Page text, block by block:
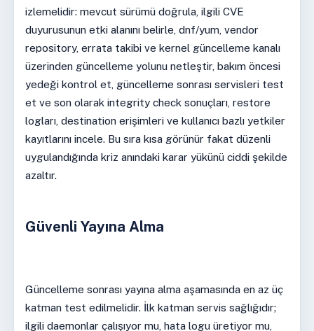
izlemelidir: mevcut sürümü doğrula, ilgili CVE
duyurusunun etki alanını belirle, dnf/yum, vendor
repository, errata takibi ve kernel güncelleme kanalı
üzerinden güncelleme yolunu netleştir, bakım öncesi
yedeği kontrol et, güncelleme sonrası servisleri test
et ve son olarak integrity check sonuçları, restore
logları, destination erişimleri ve kullanıcı bazlı yetkiler
kayıtlarını incele. Bu sıra kısa görünür fakat düzenli
uygulandığında kriz anındaki karar yükünü ciddi şekilde
azaltır.
Güvenli Yayına Alma
Güncelleme sonrası yayına alma aşamasında en az üç
katman test edilmelidir. İlk katman servis sağlığıdır;
ilgili daemonlar çalışıyor mu, hata logu üretiyor mu,